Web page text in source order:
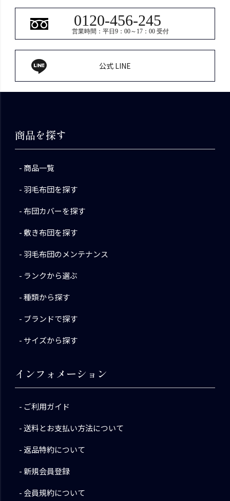
0120-456-245
営業時間：平日9：00～17：00 受付
公式 LINE
商品を探す
商品一覧
羽毛布団を探す
布団カバーを探す
敷き布団を探す
羽毛布団のメンテナンス
ランクから選ぶ
種類から探す
ブランドで探す
サイズから探す
インフォメーション
ご利用ガイド
送料とお支払い方法について
返品特約について
新規会員登録
会員規約について